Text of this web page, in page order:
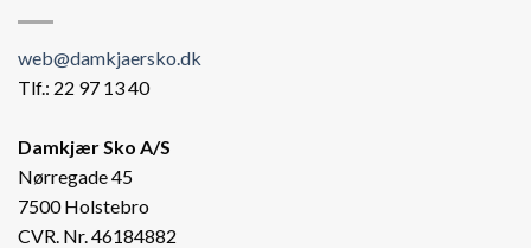
web@damkjaersko.dk
Tlf.: 22 97 13 40
Damkjær Sko A/S
Nørregade 45
7500 Holstebro
CVR. Nr. 46184882